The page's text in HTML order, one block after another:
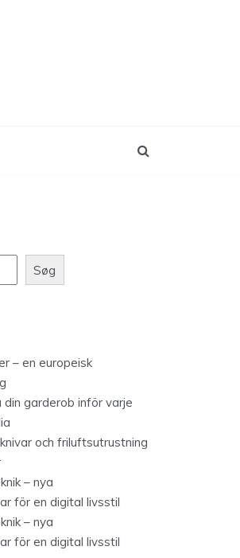
Søg
– en europeisk
garderob inför varje
och friluftsutrustning
– nya
för en digital livsstil
– nya
för en digital livsstil